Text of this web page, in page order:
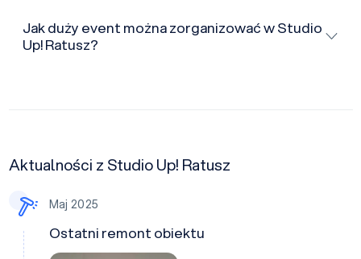
Jak duży event można zorganizować w Studio
Up! Ratusz?
Aktualności z Studio Up! Ratusz
Maj 2025
Ostatni remont obiektu